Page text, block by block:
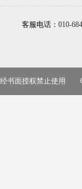
客服电话： 010-
经书面授权禁止使用